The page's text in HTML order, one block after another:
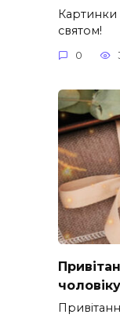
Картинки
святом!
0
чоловіку